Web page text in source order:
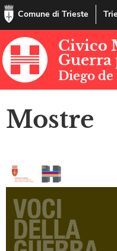
Comune di Trieste
Civico
Guerra
Diego
Mostre